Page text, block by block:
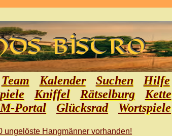
Team Kalender Suchen Hilfe
Kniffel Rätselburg Kette
Portal Glücksrad Wortspiele
ungelöste Hangmänner vorhanden!